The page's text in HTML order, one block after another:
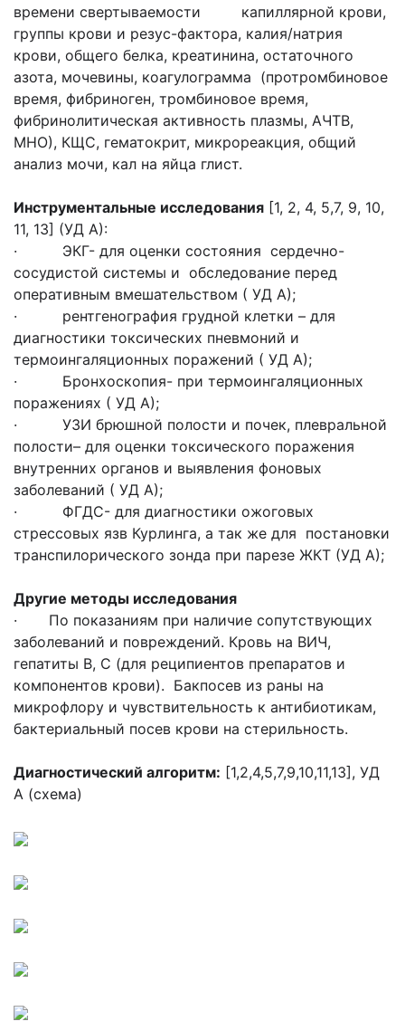
времени свертываемости капиллярной крови,
группы крови и резус-фактора, калия/натрия
крови, общего белка, креатинина, остаточного
азота, мочевины, коагулограмма (протромбиновое
время, фибриноген, тромбиновое время,
фибринолитическая активность плазмы, АЧТВ,
МНО), КЩС, гематокрит, микрореакция, общий
анализ мочи, кал на яйца глист.
Инструментальные исследования [1, 2, 4, 5,7, 9, 10,
11, 13] (УД А):
· ЭКГ- для оценки состояния сердечно-
сосудистой системы и обследование перед
оперативным вмешательством ( УД А);
· рентгенография грудной клетки – для
диагностики токсических пневмоний и
термоингаляционных поражений ( УД А);
· Бронхоскопия- при термоингаляционных
поражениях ( УД А);
· УЗИ брюшной полости и почек, плевральной
полости– для оценки токсического поражения
внутренних органов и выявления фоновых
заболеваний ( УД А);
· ФГДС- для диагностики ожоговых
стрессовых язв Курлинга, а так же для постановки
транспилорического зонда при парезе ЖКТ (УД А);
Другие методы исследования
· По показаниям при наличие сопутствующих
заболеваний и повреждений. Кровь на ВИЧ,
гепатиты В, С (для реципиентов препаратов и
компонентов крови). Бакпосев из раны на
микрофлору и чувствительность к антибиотикам,
бактериальный посев крови на стерильность.
Диагностический алгоритм: [1,2,4,5,7,9,10,11,13], УД
А (схема)